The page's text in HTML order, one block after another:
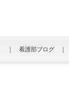
看護部ブログ